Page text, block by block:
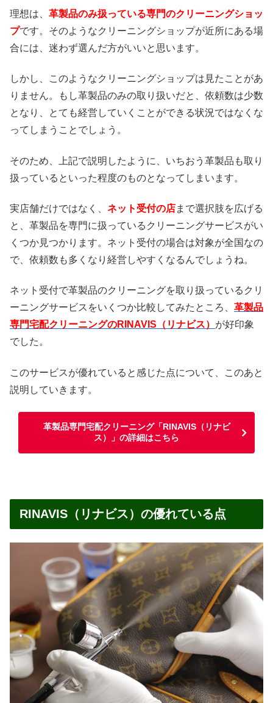
理想は、 革製品のみ扱っている専門のクリーニングショッ
プです。そのようなクリーニングショップが近所にある場
合には、迷わず選んだ方がいいと思います。
しかし、このようなクリーニングショップは見たことがあ
りません。もし革製品のみの取り扱いだと、依頼数は少数
となり、とても経営していくことができる状況ではなくな
ってしまうことでしょう。
そのため、上記で説明したように、いちおう革製品も取り
扱っているといった程度のものとなってしまいます。
実店舗だけではなく、 ネット受付の店まで選択肢を広げる
と、革製品を専門に扱っているクリーニングサービスがい
くつか見つかります。ネット受付の場合は対象が全国なの
で、依頼数も多くなり経営しやすくなるんでしょうね。
ネット受付で革製品のクリーニングを取り扱っているクリ
ーニングサービスをいくつか比較してみたところ、 革製品
専門宅配クリーニングのRINAVIS（リナビス） が好印象
でした。
このサービスが優れていると感じた点について、このあと
説明していきます。
革製品専門宅配クリーニング「RINAVIS（リナビ
ス）」の詳細はこちら
RINAVIS（リナビス）の優れている点